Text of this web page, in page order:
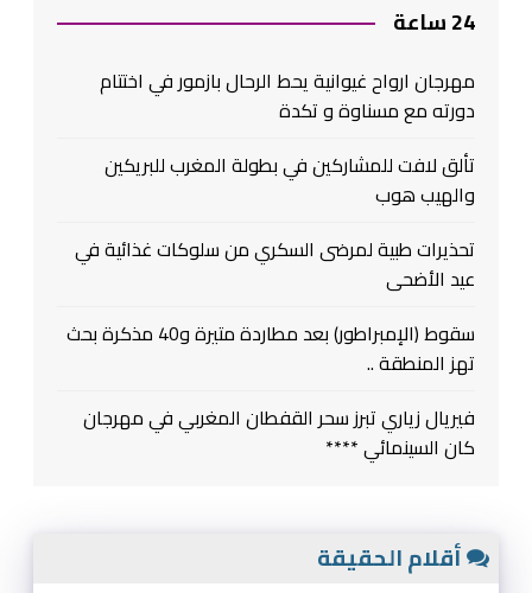
24 ساعة
مهرجان ارواح غيوانية يحط الرحال بازمور في اختتام
دورته مع مسناوة و تكدة
تألق لافت للمشاركين في بطولة المغرب للبريكين
والهيب هوب
تحذيرات طبية لمرضى السكري من سلوكات غذائية في
عيد الأضحى
سقوط (الإمبراطور) بعد مطاردة متيرة و40 مذكرة بحث
تهز المنطقة ..
فيريال زياري تبرز سحر القفطان المغربي في مهرجان
كان السينمائي ****
أقلام الحقيقة